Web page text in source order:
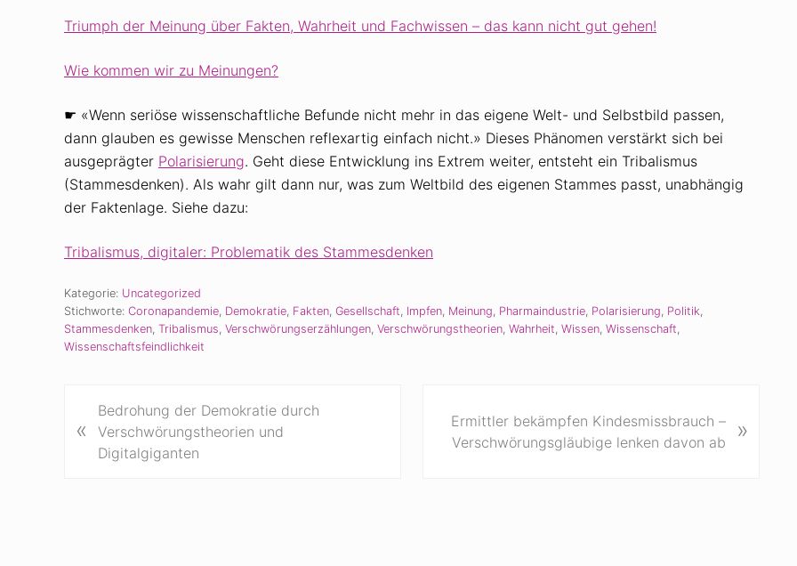
Triumph der Meinung über Fakten, Wahrheit und Fachwissen – das kann nicht gut gehen!
Wie kommen wir zu Meinungen?
☛ «Wenn seriöse wissenschaftliche Befunde nicht mehr in das eigene Welt- und Selbstbild passen,
dann glauben es gewisse Menschen ­reflexartig einfach nicht.» Dieses Phänomen verstärkt sich bei
ausgeprägter Polarisierung. Geht diese Entwicklung ins Extrem weiter, entsteht ein Tribalismus
(Stammesdenken). Als wahr gilt dann nur, was zum Weltbild des eigenen Stammes passt, unabhängig
der Faktenlage. Siehe dazu:
Tribalismus, digitaler: Problematik des Stammesdenken
Kategorie: Uncategorized
Stichworte: Coronapandemie Demokratie Fakten Gesellschaft Impfen Meinung Pharmaindustrie Polarisierung Politik
Stammesdenken Tribalismus Verschwörungserzählungen Verschwörungstheorien Wahrheit Wissen Wissenschaft
Wissenschaftsfeindlichkeit
o
«
Bedrohung der Demokratie durch
Verschwörungstheorien und
Digitalgiganten
Ermittler bekämpfen Kindesmissbrauch –
Verschwörungsgläubige lenken davon ab
»